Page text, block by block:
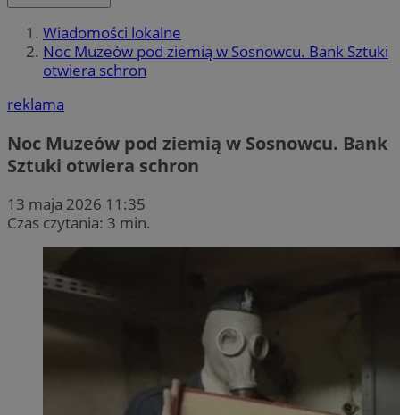
Wiadomości lokalne
Noc Muzeów pod ziemią w Sosnowcu. Bank Sztuki
otwiera schron
reklama
Noc Muzeów pod ziemią w Sosnowcu. Bank
Sztuki otwiera schron
13 maja 2026 11:35
Czas czytania: 3 min.